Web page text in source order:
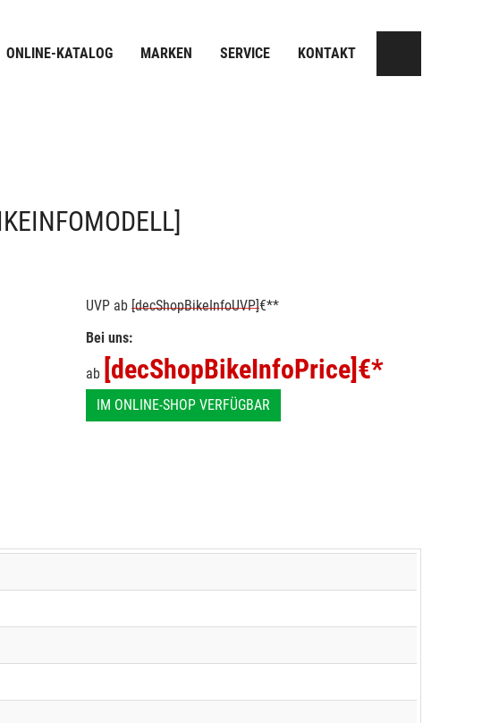
ONLINE-KATALOG MARKEN SERVICE KONTAKT
UVP ab [decShopBikeInfoUVP]€**
Bei uns:
ab [decShopBikeInfoPrice] €*
IM ONLINE-SHOP VERFÜGBAR